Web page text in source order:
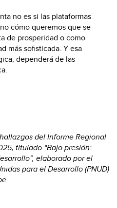
no es si las plataformas
cómo queremos que se
de prosperidad o como
más sofisticada. Y esa
dependerá de las
del Informe Regional
titulado “Bajo presión:
elaborado por el
para el Desarrollo (PNUD)